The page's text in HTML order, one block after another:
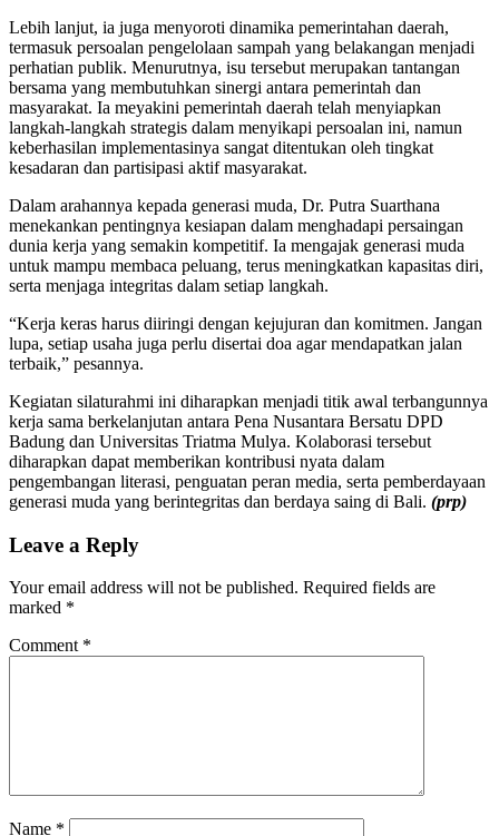
Lebih lanjut, ia juga menyoroti dinamika pemerintahan daerah,
termasuk persoalan pengelolaan sampah yang belakangan menjadi
perhatian publik. Menurutnya, isu tersebut merupakan tantangan
bersama yang membutuhkan sinergi antara pemerintah dan
masyarakat. Ia meyakini pemerintah daerah telah menyiapkan
langkah-langkah strategis dalam menyikapi persoalan ini, namun
keberhasilan implementasinya sangat ditentukan oleh tingkat
kesadaran dan partisipasi aktif masyarakat.
Dalam arahannya kepada generasi muda, Dr. Putra Suarthana
menekankan pentingnya kesiapan dalam menghadapi persaingan
dunia kerja yang semakin kompetitif. Ia mengajak generasi muda
untuk mampu membaca peluang, terus meningkatkan kapasitas diri,
serta menjaga integritas dalam setiap langkah.
“Kerja keras harus diiringi dengan kejujuran dan komitmen. Jangan
lupa, setiap usaha juga perlu disertai doa agar mendapatkan jalan
terbaik,” pesannya.
Kegiatan silaturahmi ini diharapkan menjadi titik awal terbangunnya
kerja sama berkelanjutan antara Pena Nusantara Bersatu DPD
Badung dan Universitas Triatma Mulya. Kolaborasi tersebut
diharapkan dapat memberikan kontribusi nyata dalam
pengembangan literasi, penguatan peran media, serta pemberdayaan
generasi muda yang berintegritas dan berdaya saing di Bali. (prp)
Leave a Reply
Your email address will not be published. Required fields are
marked *
Comment *
Name *